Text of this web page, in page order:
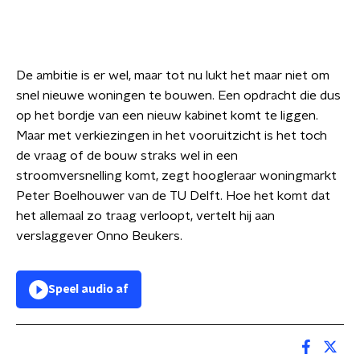
De ambitie is er wel, maar tot nu lukt het maar niet om
snel nieuwe woningen te bouwen. Een opdracht die dus
op het bordje van een nieuw kabinet komt te liggen.
Maar met verkiezingen in het vooruitzicht is het toch
de vraag of de bouw straks wel in een
stroomversnelling komt, zegt hoogleraar woningmarkt
Peter Boelhouwer van de TU Delft. Hoe het komt dat
het allemaal zo traag verloopt, vertelt hij aan
verslaggever Onno Beukers.
Speel audio af